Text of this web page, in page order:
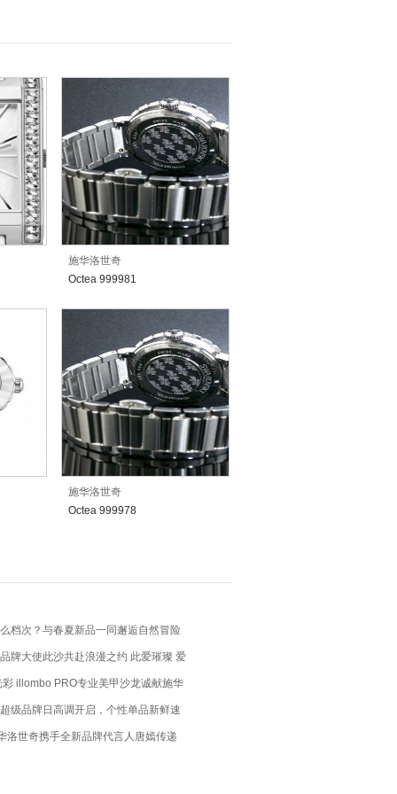
施华洛世奇
Octea 999981
施华洛世奇
Octea 999978
档次？与春夏新品一同邂逅自然冒险
牌大使此沙共赴浪漫之约 此爱璀璨 爱
illombo PRO专业美甲沙龙诚献施华
列
级品牌日高调开启，个性单品新鲜速
洛世奇携手全新品牌代言人唐嫣传递